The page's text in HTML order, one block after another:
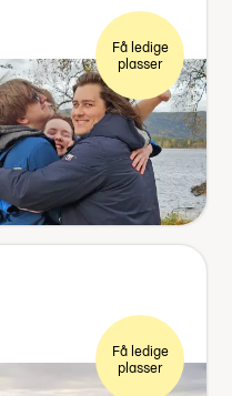
Få ledige
plasser
Få ledige
plasser